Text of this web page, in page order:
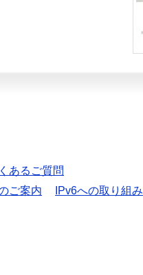
あるご質問
ご案内
IPv6への取り組み